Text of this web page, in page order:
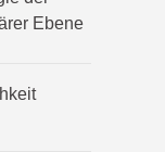
Ebene